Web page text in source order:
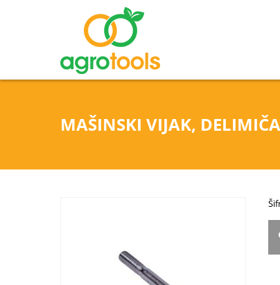
MAŠINSKI VIJAK,